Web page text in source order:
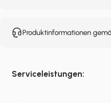
Produktinformationen
Serviceleistungen: